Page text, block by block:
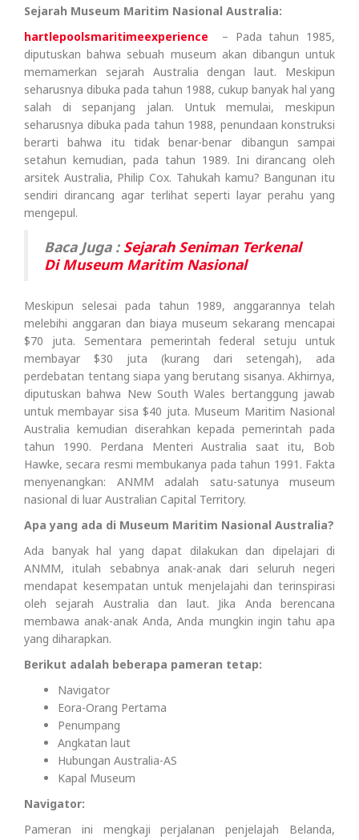
Sejarah Museum Maritim Nasional Australia:
hartlepoolsmaritimeexperience – Pada tahun 1985,
diputuskan bahwa sebuah museum akan dibangun untuk
memamerkan sejarah Australia dengan laut. Meskipun
seharusnya dibuka pada tahun 1988, cukup banyak hal yang
salah di sepanjang jalan. Untuk memulai, meskipun
seharusnya dibuka pada tahun 1988, penundaan konstruksi
berarti bahwa itu tidak benar-benar dibangun sampai
setahun kemudian, pada tahun 1989. Ini dirancang oleh
arsitek Australia, Philip Cox. Tahukah kamu? Bangunan itu
sendiri dirancang agar terlihat seperti layar perahu yang
mengepul.
Baca Juga : Sejarah Seniman Terkenal
Di Museum Maritim Nasional
Meskipun selesai pada tahun 1989, anggarannya telah
melebihi anggaran dan biaya museum sekarang mencapai
$70 juta. Sementara pemerintah federal setuju untuk
membayar $30 juta (kurang dari setengah), ada
perdebatan tentang siapa yang berutang sisanya. Akhirnya,
diputuskan bahwa New South Wales bertanggung jawab
untuk membayar sisa $40 juta. Museum Maritim Nasional
Australia kemudian diserahkan kepada pemerintah pada
tahun 1990. Perdana Menteri Australia saat itu, Bob
Hawke, secara resmi membukanya pada tahun 1991. Fakta
menyenangkan: ANMM adalah satu-satunya museum
nasional di luar Australian Capital Territory.
Apa yang ada di Museum Maritim Nasional Australia?
Ada banyak hal yang dapat dilakukan dan dipelajari di
ANMM, itulah sebabnya anak-anak dari seluruh negeri
mendapat kesempatan untuk menjelajahi dan terinspirasi
oleh sejarah Australia dan laut. Jika Anda berencana
membawa anak-anak Anda, Anda mungkin ingin tahu apa
yang diharapkan.
Berikut adalah beberapa pameran tetap:
Navigator
Eora-Orang Pertama
Penumpang
Angkatan laut
Hubungan Australia-AS
Kapal Museum
Navigator:
Pameran ini mengkaji perjalanan penjelajah Belanda,